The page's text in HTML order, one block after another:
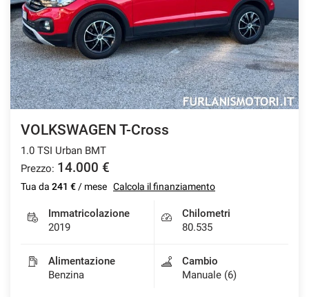
VOLKSWAGEN T-Cross
1.0 TSI Urban BMT
Prezzo: 14.000 €
Tua da 241 € / mese Calcola il finanziamento
Immatricolazione
2019
Chilometri
80.535
Alimentazione
Benzina
Cambio
Manuale (6)